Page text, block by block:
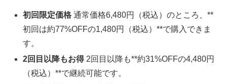
初回限定価格 通常価格6,480円（税込）のところ、**
初回は約77%OFFの1,480円（税込）**で購入できま
す。
2回目以降もお得2回目以降も**約31%OFFの4,480円
（税込）**で継続可能です。